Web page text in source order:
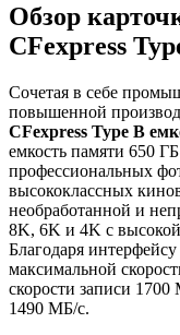
Обзор
CFexpress
Сочетая в себе
повышенной
CFexpress Type B
емкость памяти 650
профессиональных
высококлассных
необработанной и
8K, 6K и 4K с высокой
Благодаря
максимальной
скорости записи
1490 МБ/с.